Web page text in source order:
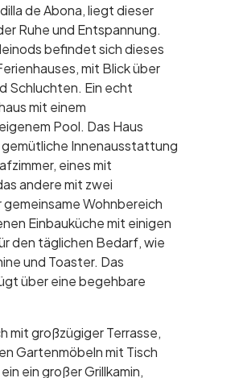
de Abona, liegt dieser
Ruhe und Entspannung.
befindet sich dieses
mit Blick über
Schluchten. Ein echt
mit einem
Pool. Das Haus
Innenausstattung
eines mit
andere mit zwei
Wohnbereich
Einbauküche mit einigen
den täglichen Bedarf, wie
und Toaster. Das
über eine begehbare
mit großzügiger Terrasse,
Gartenmöbeln mit Tisch
ein großer Grillkamin,